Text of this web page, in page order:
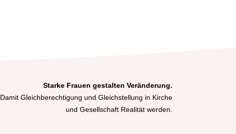
Starke Frauen gestalten Veränderung.
Damit Gleichberechtigung und Gleichstellung in Kirche
und Gesellschaft Realität werden.